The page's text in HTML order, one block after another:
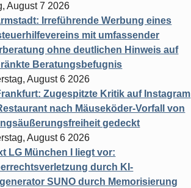
August 7 2026
Irreführende Werbung eines
mit umfassender
ohne deutlichen Hinweis auf
Beratungsbefugnis
August 6 2026
Zugespitzte Kritik auf Instagram
nach Mäuseköder-Vorfall von
gedeckt
August 6 2026
LG München I liegt vor:
durch KI-
SUNO durch Memorisierung